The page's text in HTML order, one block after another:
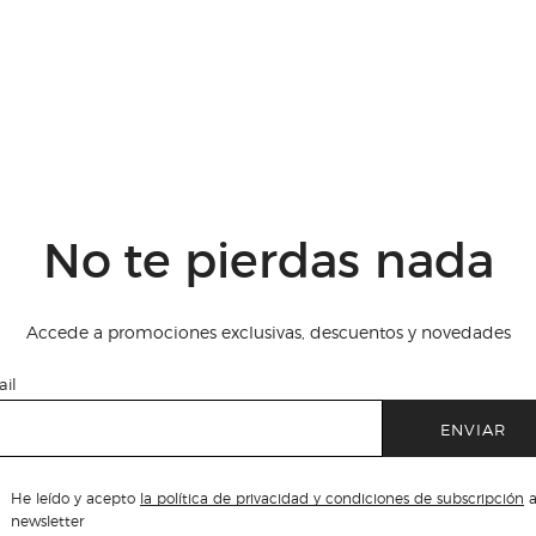
No te pierdas nada
Accede a promociones exclusivas, descuentos y novedades
ENVIAR
He leído y acepto la política de privacidad y condiciones de subscripción
newsletter